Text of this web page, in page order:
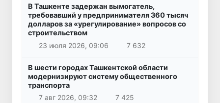
В Ташкенте задержан вымогатель,
требовавший у предпринимателя 360 тысяч
долларов за «урегулирование» вопросов со
строительством
23 июля 2026, 09:06
7 632
В шести городах Ташкентской области
модернизируют систему общественного
транспорта
7 авг 2026, 09:32
7 425